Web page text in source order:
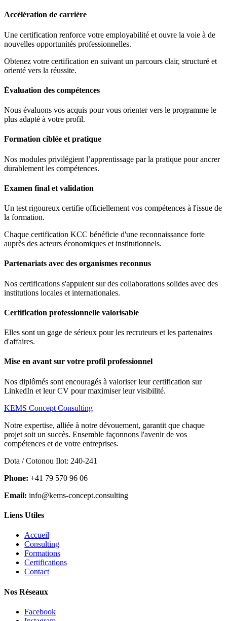
Accélération de carrière
Une certification renforce votre employabilité et ouvre la voie à de
nouvelles opportunités professionnelles.
Obtenez votre certification en suivant un parcours clair, structuré et
orienté vers la réussite.
Évaluation des compétences
Nous évaluons vos acquis pour vous orienter vers le programme le
plus adapté à votre profil.
Formation ciblée et pratique
Nos modules privilégient l’apprentissage par la pratique pour ancrer
durablement les compétences.
Examen final et validation
Un test rigoureux certifie officiellement vos compétences à l'issue de
la formation.
Chaque certification KCC bénéficie d'une reconnaissance forte
auprès des acteurs économiques et institutionnels.
Partenariats avec des organismes reconnus
Nos certifications s'appuient sur des collaborations solides avec des
institutions locales et internationales.
Certification professionnelle valorisable
Elles sont un gage de sérieux pour les recruteurs et les partenaires
d'affaires.
Mise en avant sur votre profil professionnel
Nos diplômés sont encouragés à valoriser leur certification sur
LinkedIn et leur CV pour maximiser leur visibilité.
KEMS Concept Consulting
Notre expertise, alliée à notre dévouement, garantit que chaque
projet soit un succès. Ensemble façonnons l'avenir de vos
compétences et de votre entreprises.
Dota / Cotonou Ilot: 240-241
Phone: +41 79 570 96 06
Email: info@kems-concept.consulting
Liens Utiles
Accueil
Consulting
Formations
Certifications
Contact
Nos Réseaux
Facebook